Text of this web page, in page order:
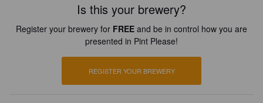
Is this your brewery?
Register your brewery for FREE and be in control how you are
presented in Pint Please!
REGISTER YOUR BREWERY